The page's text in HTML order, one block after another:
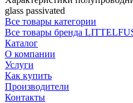
glass passivated
Все товары категории
Все товары бренда
Каталог
О компании
Услуги
Как купить
Производители
Контакты